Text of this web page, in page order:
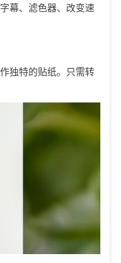
幕、滤色器、改变速
独特的贴纸。只需转